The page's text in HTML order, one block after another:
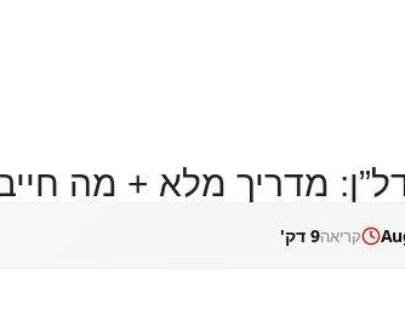
מדריך מלא + מה חייבים
קריאה9 דק'